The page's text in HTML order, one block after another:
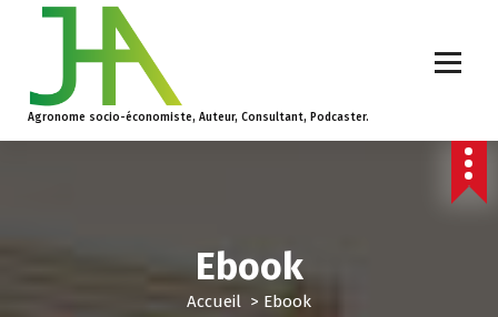
Agronome socio-économiste, Auteur, Consultant, Podcaster.
Ebook
Accueil > Ebook